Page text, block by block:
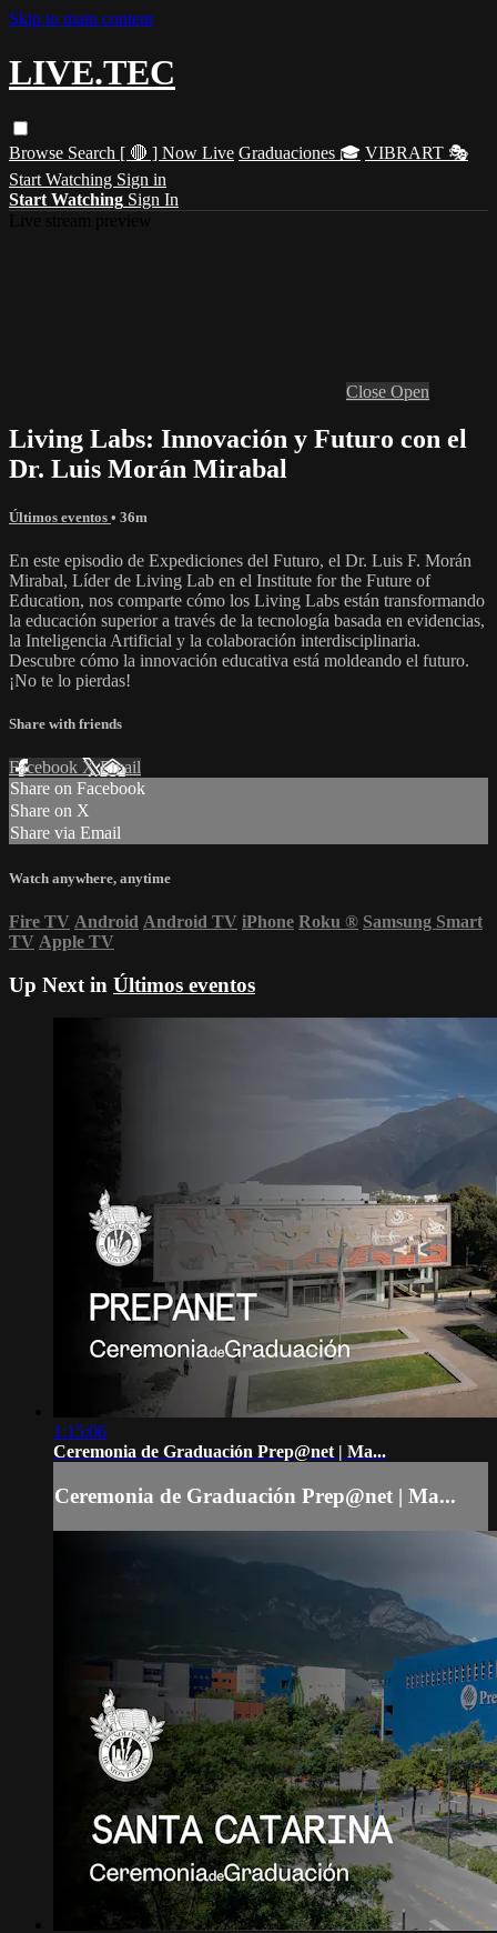
Skip to main content
LIVE.TEC
Browse Search [ 🔴 ] Now Live Graduaciones 🎓 VIBRART 🎭
Start Watching Sign in
Start Watching Sign In
Close Open
Living Labs: Innovación y Futuro con el
Dr. Luis Morán Mirabal
Últimos eventos • 36m
En este episodio de Expediciones del Futuro, el Dr. Luis F. Morán
Mirabal, Líder de Living Lab en el Institute for the Future of
Education, nos comparte cómo los Living Labs están transformando
la educación superior a través de la tecnología basada en evidencias,
la Inteligencia Artificial y la colaboración interdisciplinaria.
Descubre cómo la innovación educativa está moldeando el futuro.
¡No te lo pierdas!
Share with friends
Facebook XEmail
Share on Facebook
Share on X
Share via Email
Watch anywhere, anytime
Fire TV Android Android TV iPhone Roku ® Samsung Smart
TV Apple TV
Up Next in Últimos eventos
1:15:06
Ceremonia de Graduación Prep@net | Ma...
Ceremonia de Graduación Prep@net | Ma...